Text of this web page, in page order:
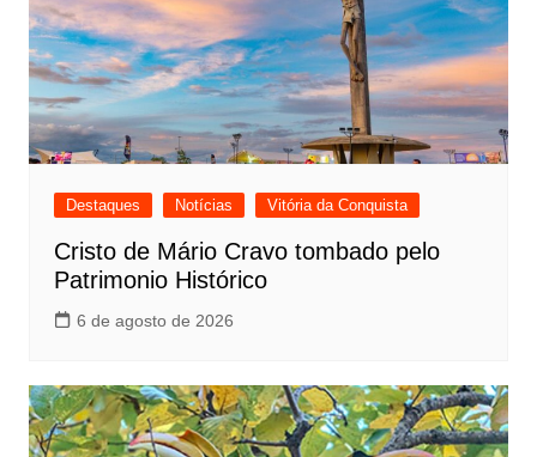
Destaques Notícias Vitória da Conquista
Cristo de Mário Cravo tombado pelo
Patrimonio Histórico
6 de agosto de 2026